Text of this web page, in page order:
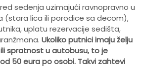
sedenja uzimajući ravnopravno u
(stara lica ili porodice sa decom),
uplatu rezervacije sedišta,
Ukoliko putnici imaju želju
spratnost u autobusu, to je
50 eura po osobi. Takvi zahtevi